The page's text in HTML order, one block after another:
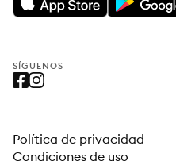
SÍGUENOS
Política de privacidad
Condiciones de uso